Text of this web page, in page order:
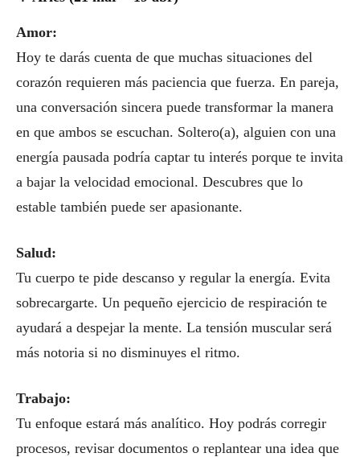
Amor:
Hoy te darás cuenta de que muchas situaciones del
corazón requieren más paciencia que fuerza. En pareja,
una conversación sincera puede transformar la manera
en que ambos se escuchan. Soltero(a), alguien con una
energía pausada podría captar tu interés porque te invita
a bajar la velocidad emocional. Descubres que lo
estable también puede ser apasionante.
Salud:
Tu cuerpo te pide descanso y regular la energía. Evita
sobrecargarte. Un pequeño ejercicio de respiración te
ayudará a despejar la mente. La tensión muscular será
más notoria si no disminuyes el ritmo.
Trabajo:
Tu enfoque estará más analítico. Hoy podrás corregir
procesos, revisar documentos o replantear una idea que